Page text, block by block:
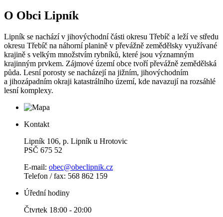
O Obci Lipník
Lipník se nachází v jihovýchodní části okresu Třebíč a leží ve středu
okresu Třebíč na náhorní planině v převážně zemědělsky využívané
krajině s velkým množstvím rybníků, které jsou významným
krajinným prvkem. Zájmové území obce tvoří převážně zemědělská
půda. Lesní porosty se nacházejí na jižním, jihovýchodním
a jihozápadním okraji katastrálního území, kde navazují na rozsáhlé
lesní komplexy.
Kontakt
Lipník 106, p. Lipník u Hrotovic
PSČ 675 52
E-mail: obec@obeclipnik.cz
Telefon / fax: 568 862 159
Úřední hodiny
Čtvrtek 18:00 - 20:00